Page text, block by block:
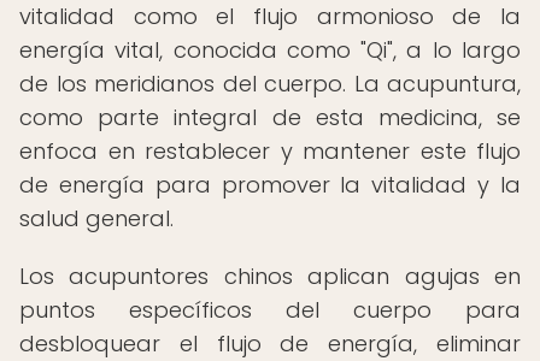
vitalidad como el flujo armonioso de la
energía vital, conocida como "Qi", a lo largo
de los meridianos del cuerpo. La acupuntura,
como parte integral de esta medicina, se
enfoca en restablecer y mantener este flujo
de energía para promover la vitalidad y la
salud general.
Los acupuntores chinos aplican agujas en
puntos específicos del cuerpo para
desbloquear el flujo de energía, eliminar